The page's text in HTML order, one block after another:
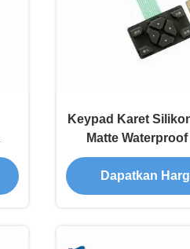
Keypad Karet
Matte
Dapatkan